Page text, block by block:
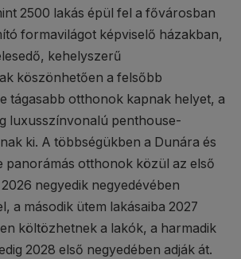
2500 lakás épül fel a fővárosban
formavilágot képviselő házakban,
kehelyszerű
köszönhetően a felsőbb
tágasabb otthonok kapnak helyet, a
luxusszínvonalú penthouse-
ki. A többségükben a Dunára és
panorámás otthonok közül az első
negyedik negyedévében
a második ütem lakásaiba 2027
költözhetnek a lakók, a harmadik
2028 első negyedében adják át.